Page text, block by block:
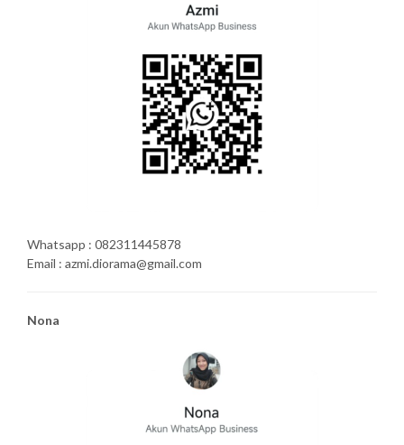
Whatsapp : 082311445878
Email : azmi.diorama@gmail.com
Nona